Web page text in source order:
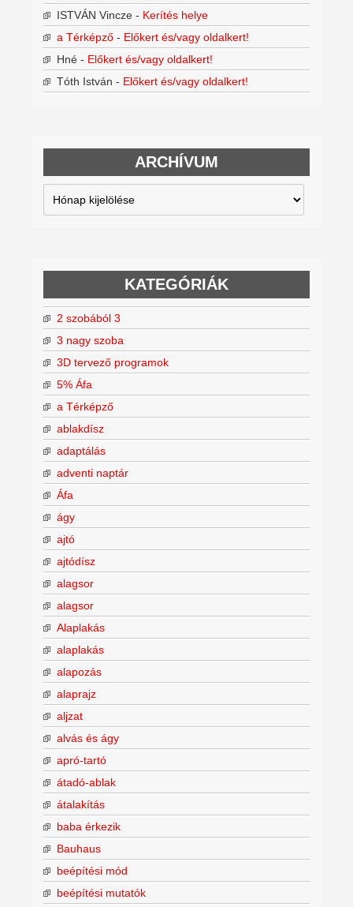
ISTVÁN Vincze - Kerítés helye
a Térképző - Előkert és/vagy oldalkert!
Hné - Előkert és/vagy oldalkert!
Tóth István - Előkert és/vagy oldalkert!
ARCHÍVUM
Archívum
KATEGÓRIÁK
2 szobából 3
3 nagy szoba
3D tervező programok
5% Áfa
a Térképző
ablakdísz
adaptálás
adventi naptár
Áfa
ágy
ajtó
ajtódísz
alagsor
alagsor
Alaplakás
alaplakás
alapozás
alaprajz
aljzat
alvás és ágy
apró-tartó
átadó-ablak
átalakítás
baba érkezik
Bauhaus
beépítési mód
beépítési mutatók